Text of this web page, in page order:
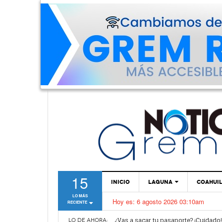
15
LO MÁS
RECIENTE
INICIO LAGUNA
TORREÓN
GÓMEZ PALACIO
Hoy es: 6 agosto 2026 03:10am
LO DE AHORA:
Van por mejoras al sistema de